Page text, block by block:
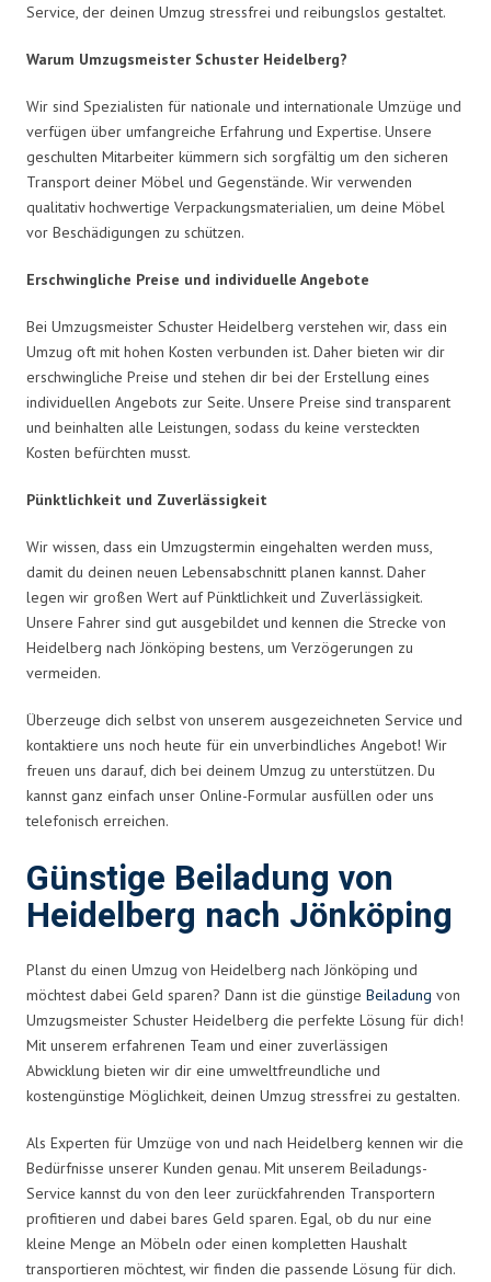
Service, der deinen Umzug stressfrei und reibungslos gestaltet.
Warum Umzugsmeister Schuster Heidelberg?
Wir sind Spezialisten für nationale und internationale Umzüge und
verfügen über umfangreiche Erfahrung und Expertise. Unsere
geschulten Mitarbeiter kümmern sich sorgfältig um den sicheren
Transport deiner Möbel und Gegenstände. Wir verwenden
qualitativ hochwertige Verpackungsmaterialien, um deine Möbel
vor Beschädigungen zu schützen.
Erschwingliche Preise und individuelle Angebote
Bei Umzugsmeister Schuster Heidelberg verstehen wir, dass ein
Umzug oft mit hohen Kosten verbunden ist. Daher bieten wir dir
erschwingliche Preise und stehen dir bei der Erstellung eines
individuellen Angebots zur Seite. Unsere Preise sind transparent
und beinhalten alle Leistungen, sodass du keine versteckten
Kosten befürchten musst.
Pünktlichkeit und Zuverlässigkeit
Wir wissen, dass ein Umzugstermin eingehalten werden muss,
damit du deinen neuen Lebensabschnitt planen kannst. Daher
legen wir großen Wert auf Pünktlichkeit und Zuverlässigkeit.
Unsere Fahrer sind gut ausgebildet und kennen die Strecke von
Heidelberg nach Jönköping bestens, um Verzögerungen zu
vermeiden.
Überzeuge dich selbst von unserem ausgezeichneten Service und
kontaktiere uns noch heute für ein unverbindliches Angebot! Wir
freuen uns darauf, dich bei deinem Umzug zu unterstützen. Du
kannst ganz einfach unser Online-Formular ausfüllen oder uns
telefonisch erreichen.
Günstige Beiladung von
Heidelberg nach Jönköping
Planst du einen Umzug von Heidelberg nach Jönköping und
möchtest dabei Geld sparen? Dann ist die günstige Beiladung von
Umzugsmeister Schuster Heidelberg die perfekte Lösung für dich!
Mit unserem erfahrenen Team und einer zuverlässigen
Abwicklung bieten wir dir eine umweltfreundliche und
kostengünstige Möglichkeit, deinen Umzug stressfrei zu gestalten.
Als Experten für Umzüge von und nach Heidelberg kennen wir die
Bedürfnisse unserer Kunden genau. Mit unserem Beiladungs-
Service kannst du von den leer zurückfahrenden Transportern
profitieren und dabei bares Geld sparen. Egal, ob du nur eine
kleine Menge an Möbeln oder einen kompletten Haushalt
transportieren möchtest, wir finden die passende Lösung für dich.